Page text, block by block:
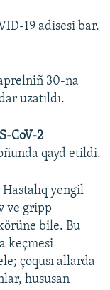
19 adisesi bar.
30-na
uzatıldı.
CoV-2
qayd etildi.
Hastalıq yengil
ve gripp
bile. Bu
keçmesi
çoqusı allarda
hususan